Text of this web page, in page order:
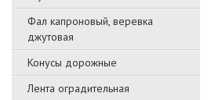
Фал капроновый, веревка
джутовая
Конусы дорожные
Лента оградительная